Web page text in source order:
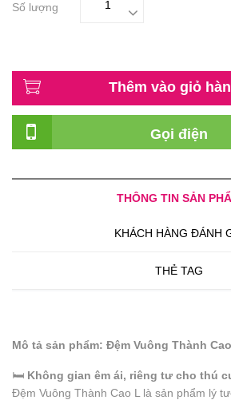
Số lượng
Thêm vào giỏ
Gọi điện
THÔNG TIN SẢN
KHÁCH HÀNG ĐÁNH
THẺ TAG
Mô tả sản phẩm: Đệm Vuông Thành
🛏️ Không gian êm ái, riêng tư cho thú
Đệm Vuông Thành Cao L là sản phẩm lý